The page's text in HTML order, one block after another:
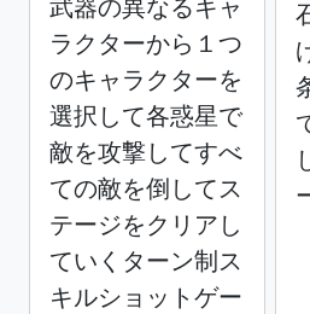
ラクターから１つ
のキャラクターを
選択して各惑星で
敵を攻撃してすべ
ての敵を倒してス
テージをクリアし
ていくターン制ス
キルショットゲー